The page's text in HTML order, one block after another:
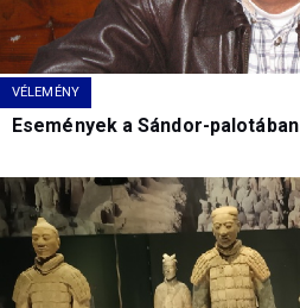
VÉLEMÉNY
Események a Sándor-palotában